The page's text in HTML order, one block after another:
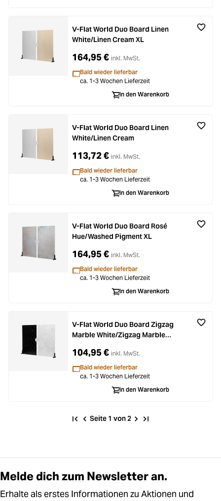
V-Flat World Duo Board Linen
White/Linen Cream XL
164,95 € inkl. MwSt.
Bald wieder lieferbar
ca. 1-3 Wochen Lieferzeit
In den Warenkorb
V-Flat World Duo Board Linen
White/Linen Cream
113,72 € inkl. MwSt.
Bald wieder lieferbar
ca. 1-3 Wochen Lieferzeit
In den Warenkorb
V-Flat World Duo Board Rosé
Hue/Washed Pigment XL
164,95 € inkl. MwSt.
Bald wieder lieferbar
ca. 1-3 Wochen Lieferzeit
In den Warenkorb
V-Flat World Duo Board Zigzag
Marble White/Zigzag Marble
104,95 € inkl. MwSt.
Bald wieder lieferbar
ca. 1-3 Wochen Lieferzeit
In den Warenkorb
Seite 1 von 2
Melde dich zum Newsletter an.
Erhalte als erstes Informationen zu Aktionen und